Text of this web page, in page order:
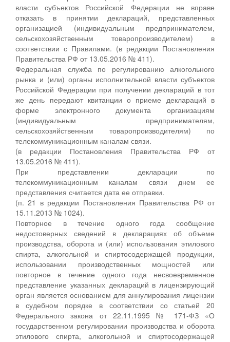
власти субъектов Российской Федерации не вправе
отказать в принятии деклараций, представленных
организацией (индивидуальным предпринимателем,
сельскохозяйственным товаропроизводителем) в
соответствии с Правилами. (в редакции Постановления
Правительства РФ от 13.05.2016 № 411).
Федеральная служба по регулированию алкогольного
рынка и (или) органы исполнительной власти субъектов
Российской Федерации при получении деклараций в тот
же день передают квитанции о приеме деклараций в
форме электронного документа организациям
(индивидуальным предпринимателям,
сельскохозяйственным товаропроизводителям) по
телекоммуникационным каналам связи.
(в редакции Постановления Правительства РФ от
13.05.2016 № 411).
При представлении декларации по
телекоммуникационным каналам связи днем ее
представления считается дата ее отправки.
(п. 21 в редакции Постановления Правительства РФ от
15.11.2013 № 1024).
Повторное в течение одного года сообщение
недостоверных сведений в декларациях об объеме
производства, оборота и (или) использования этилового
спирта, алкогольной и спиртосодержащей продукции,
использовании производственных мощностей или
повторное в течение одного года несвоевременное
представление указанных деклараций в лицензирующий
орган является основанием для аннулирования лицензии
в судебном порядке в соответствии со статьей 20
Федерального закона от 22.11.1995 № 171-ФЗ «О
государственном регулировании производства и оборота
этилового спирта, алкогольной и спиртосодержащей